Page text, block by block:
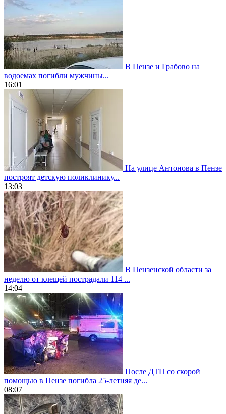
В Пензе и Грабово на
водоемах погибли мужчины...
16:01
На улице Антонова в Пензе
построят детскую поликлинику...
13:03
В Пензенской области за
неделю от клещей пострадали 114 ...
14:04
После ДТП со скорой
помощью в Пензе погибла 25-летняя де...
08:07